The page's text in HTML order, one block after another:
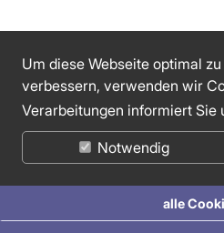
Um diese Webseite optimal
verbessern, verwenden wir
Verarbeitungen informiert Sie
Notwendig
alle